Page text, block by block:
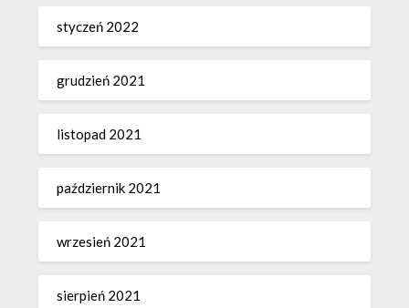
styczeń 2022
grudzień 2021
listopad 2021
październik 2021
wrzesień 2021
sierpień 2021